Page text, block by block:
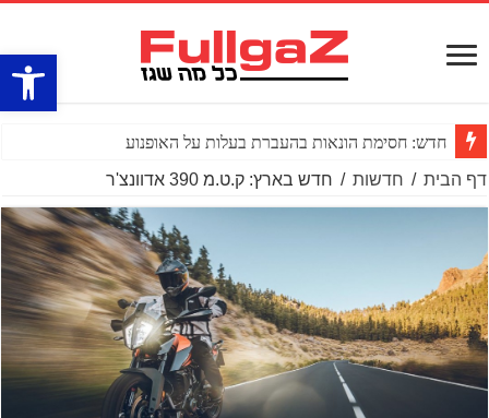
פתח
חדש: חסימת הונאות בהעברת בעלות על האופנוע
דף הבית / חדשות / חדש בארץ: ק.ט.מ 390 אדוונצ'ר